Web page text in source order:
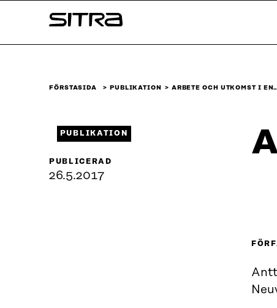
↓
Sitra
FÖRSTASIDA PUBLIKATION ARBETE OCH UTKOMST I
PUBLIKATION
PUBLICERAD
26.5.2017